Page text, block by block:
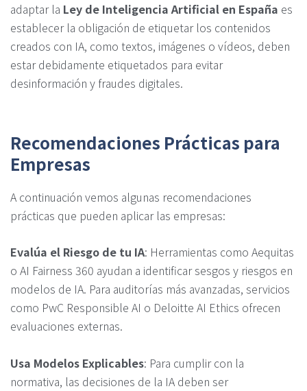
adaptar la Ley de Inteligencia Artificial en España es
establecer la obligación de etiquetar los contenidos
creados con IA, como textos, imágenes o vídeos, deben
estar debidamente etiquetados para evitar
desinformación y fraudes digitales.
Recomendaciones Prácticas para
Empresas
A continuación vemos algunas recomendaciones
prácticas que pueden aplicar las empresas:
Evalúa el Riesgo de tu IA: Herramientas como Aequitas
o AI Fairness 360 ayudan a identificar sesgos y riesgos en
modelos de IA. Para auditorías más avanzadas, servicios
como PwC Responsible AI o Deloitte AI Ethics ofrecen
evaluaciones externas.
Usa Modelos Explicables: Para cumplir con la
normativa, las decisiones de la IA deben ser